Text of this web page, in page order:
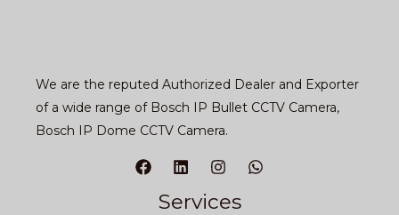
We are the reputed Authorized Dealer and Exporter
of a wide range of Bosch IP Bullet CCTV Camera,
Bosch IP Dome CCTV Camera.
Services